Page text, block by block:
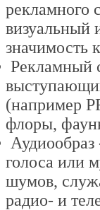
рекламного
визуальный
значимость
Рекламный
(например
флоры,
голоса или
шумов,
радио- и